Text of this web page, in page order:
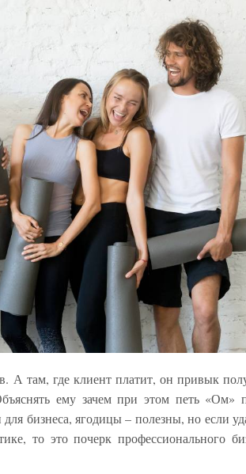
А там, где клиент платит, он привык
ему зачем при этом петь «Ом»
бизнеса, ягодицы – полезны, но если
то это почерк профессионального